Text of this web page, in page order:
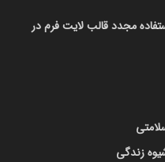
مجدد قالب لایت فرم در
زندگی